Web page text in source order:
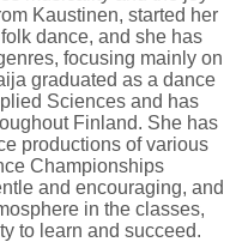
Kaustinen, started her
dance, and she has
focusing mainly on
graduated as a dance
Sciences and has
Finland. She has
productions of various
Championships
and encouraging, and
in the classes,
to learn and succeed.